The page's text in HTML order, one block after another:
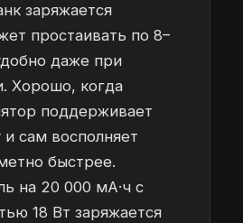
заряжается
простаивать по 8–
даже при
Хорошо, когда
поддерживает
сам восполняет
быстрее.
на 20 000 мА·ч с
18 Вт заряжается